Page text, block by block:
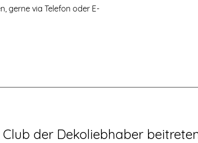
gerne via Telefon oder E-
Club der Dekoliebhaber